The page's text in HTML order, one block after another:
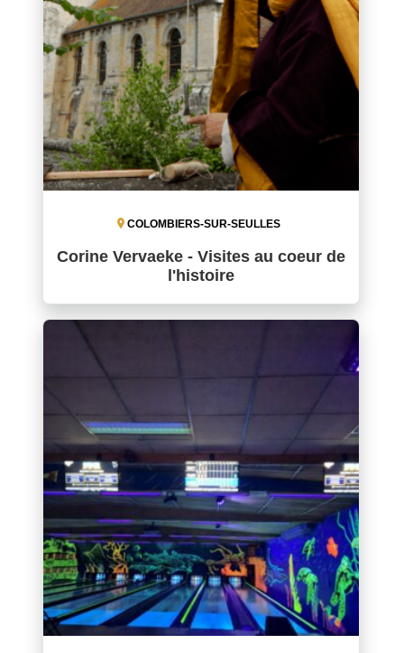
COLOMBIERS-SUR-SEULLES
Corine Vervaeke - Visites au coeur de
l'histoire